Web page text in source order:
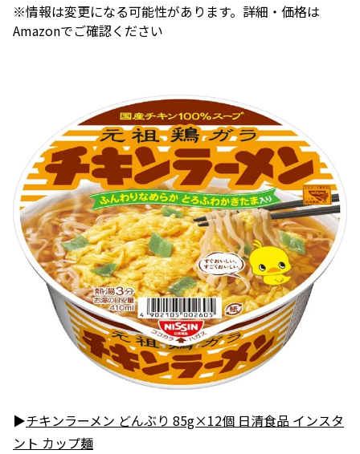
※情報は変更になる可能性があります。詳細・価格は
Amazonでご確認ください
▶チキンラーメン どんぶり 85g×12個 日清食品 インスタ
ント カップ麺